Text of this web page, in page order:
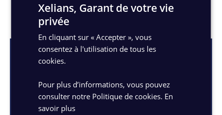
Xelians, Garant de votre vie
privée
En cliquant sur « Accepter », vous
consentez à l'utilisation de tous les
cookies.
Pour plus d’informations, vous pouvez
consulter notre Politique de cookies. En
savoir plus